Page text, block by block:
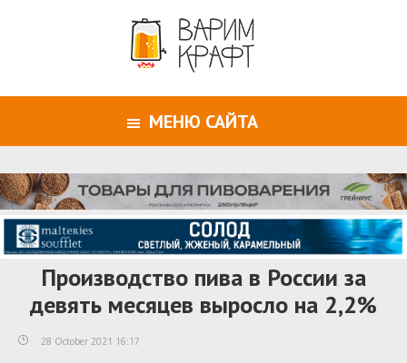
МЕНЮ САЙТА
Производство пива в России за
девять месяцев выросло на 2,2%
28 October 2021 16:17